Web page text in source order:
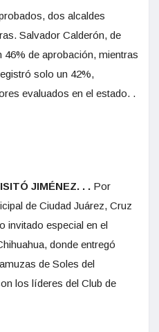
dos alcaldes
Salvador Calderón, de
46% de aprobación, mientras
solo un 42%,
evaluados en el estado. .
JIMÉNEZ. . . Por
de Ciudad Juárez, Cruz
invitado especial en el
donde entregó
de Soles del
los líderes del Club de